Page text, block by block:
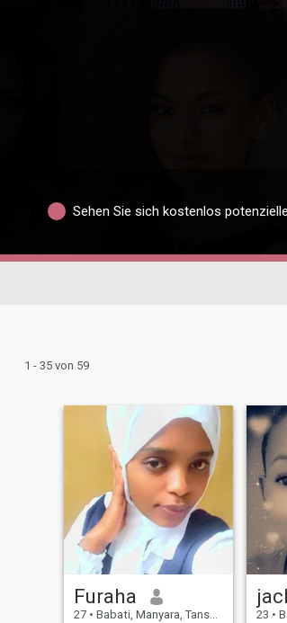
Sehen Sie sich kostenlos
1 - 35 von 59
Furaha
27 • Babati, Manyara, Tansania
23 •